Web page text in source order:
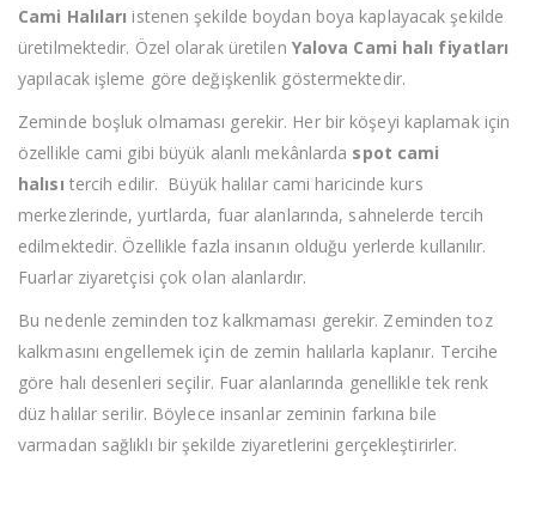
Cami Halıları istenen şekilde boydan boya kaplayacak şekilde
üretilmektedir. Özel olarak üretilen Yalova Cami halı fiyatları
yapılacak işleme göre değişkenlik göstermektedir.
Zeminde boşluk olmaması gerekir. Her bir köşeyi kaplamak için
özellikle cami gibi büyük alanlı mekânlarda spot cami
halısı tercih edilir. Büyük halılar cami haricinde kurs
merkezlerinde, yurtlarda, fuar alanlarında, sahnelerde tercih
edilmektedir. Özellikle fazla insanın olduğu yerlerde kullanılır.
Fuarlar ziyaretçisi çok olan alanlardır.
Bu nedenle zeminden toz kalkmaması gerekir. Zeminden toz
kalkmasını engellemek için de zemin halılarla kaplanır. Tercihe
göre halı desenleri seçilir. Fuar alanlarında genellikle tek renk
düz halılar serilir. Böylece insanlar zeminin farkına bile
varmadan sağlıklı bir şekilde ziyaretlerini gerçekleştirirler.